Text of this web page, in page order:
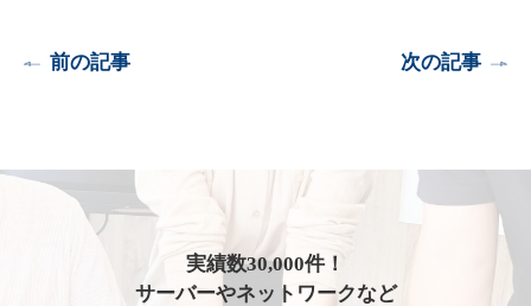
前の記事 次の記事
実績数30,000件！
サーバーやネットワークなど